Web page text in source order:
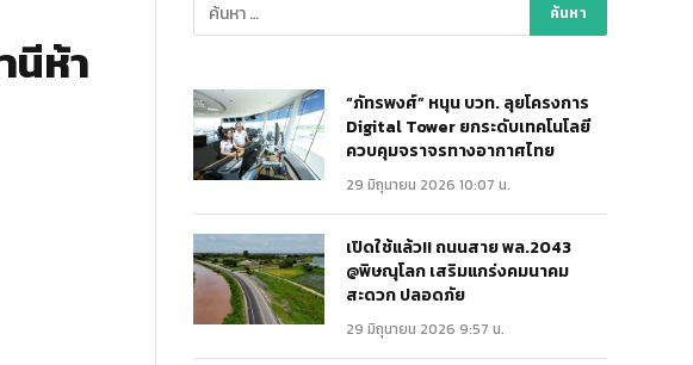
นีห้า
“ภัทรพงศ์” หนุน บวท. ลุยโครงการ
Digital Tower ยกระดับเทคโนโลยี
ควบคุมจราจรทางอากาศไทย
29 มิถุนายน 2026 10:07 น.
เปิดใช้แล้ว!! ถนนสาย พล.2043
@พิษณุโลก เสริมแกร่งคมนาคม
สะดวก ปลอดภัย
29 มิถุนายน 2026 9:57 น.